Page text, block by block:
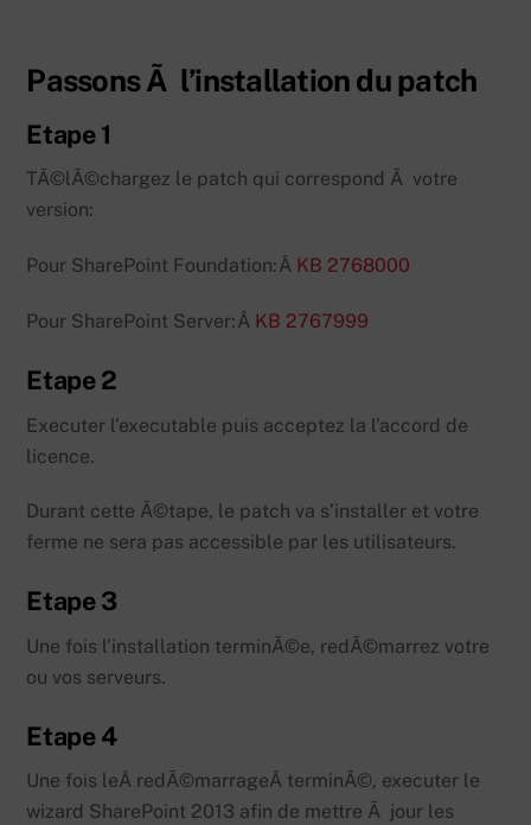
Passons Ã l’installation du patch
Etape 1
TÃ©lÃ©chargez le patch qui correspond Ã votre
version:
Pour SharePoint Foundation:Â KB 2768000
Pour SharePoint Server:Â KB 2767999
Etape 2
Executer l’executable puis acceptez la l’accord de
licence.
Durant cette Ã©tape, le patch va s’installer et votre
ferme ne sera pas accessible par les utilisateurs.
Etape 3
Une fois l’installation terminÃ©e, redÃ©marrez votre
ou vos serveurs.
Etape 4
Une fois leÂ redÃ©marrageÂ terminÃ©, executer le
wizard SharePoint 2013 afin de mettre Ã jour les